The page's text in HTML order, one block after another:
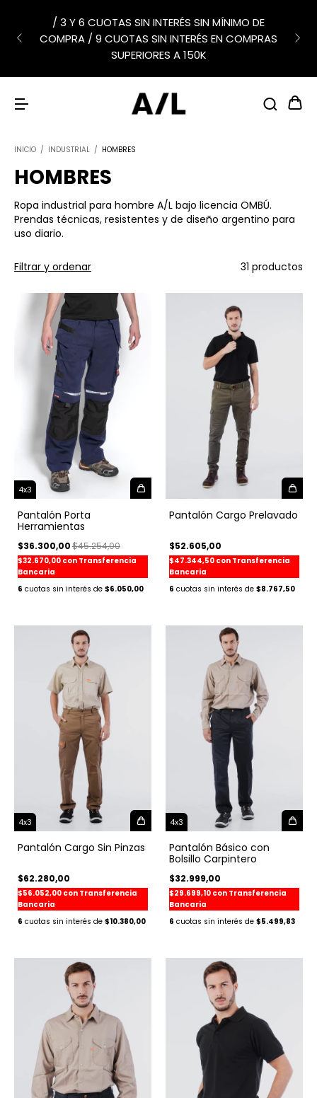
/ 3 Y 6 CUOTAS SIN INTERÉS SIN MÍNIMO DE
COMPRA / 9 CUOTAS SIN INTERÉS EN COMPRAS
SUPERIORES A 150K
INICIO / INDUSTRIAL / HOMBRES
HOMBRES
Ropa industrial para hombre A/L bajo licencia OMBÚ.
Prendas técnicas, resistentes y de diseño argentino para
uso diario.
Filtrar y ordenar 31 productos
4x3
Pantalón Porta
Herramientas
$36.300,00$45.254,00
$32.670,00 con Transferencia
Bancaria
6
$6.050,00
Pantalón Cargo Prelavado
$52.605,00
$47.344,50 con Transferencia
Bancaria
6
$8.767,50
4x3
Pantalón Cargo Sin Pinzas
$62.280,00
$56.052,00 con Transferencia
Bancaria
6
$10.380,00
4x3
Pantalón Básico con
Bolsillo Carpintero
$32.999,00
$29.699,10 con Transferencia
Bancaria
6
$5.499,83